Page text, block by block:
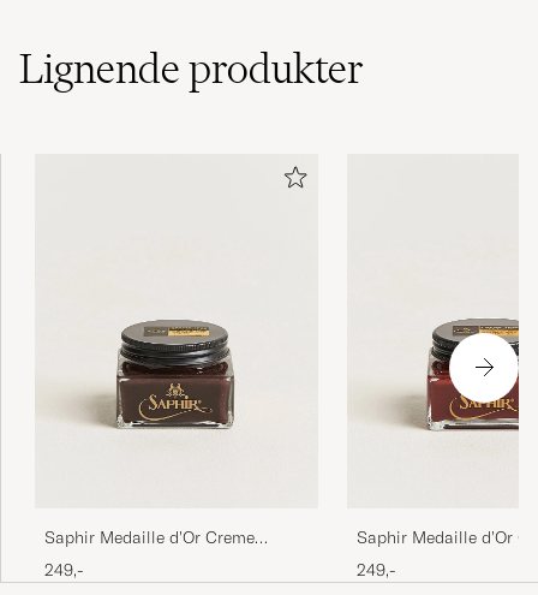
årrække. Det er fremragende.
Jeg måtte bestille ny krem fra skolyx.se Har
mottatt den og er fornøyd med det Deres
forsendelse ble aldrig lagt i min kasse og noe
hjelp fra dere var ikke å få Kommer aldrig til
å bestille noe fra dere mer og ønsker ikke å
Lignendeprodukter
Saphir Medaille d'Or Creme
Pommadier 1925 75 ml Parisien
Brown
249,-
Saphir Medaille d'Or
Pommadier 1925 75 ml
249,-